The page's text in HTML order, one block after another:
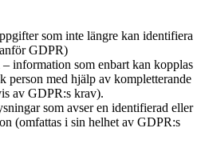
som inte längre kan identifiera
GDPR)
– information som enbart kan kopplas
person med hjälp av kompletterande
av GDPR:s krav).
som avser en identifierad eller
(omfattas i sin helhet av GDPR:s